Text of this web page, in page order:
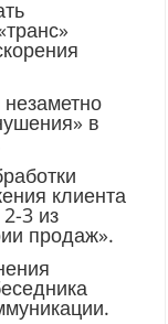
в
клиента
3 из
продаж».